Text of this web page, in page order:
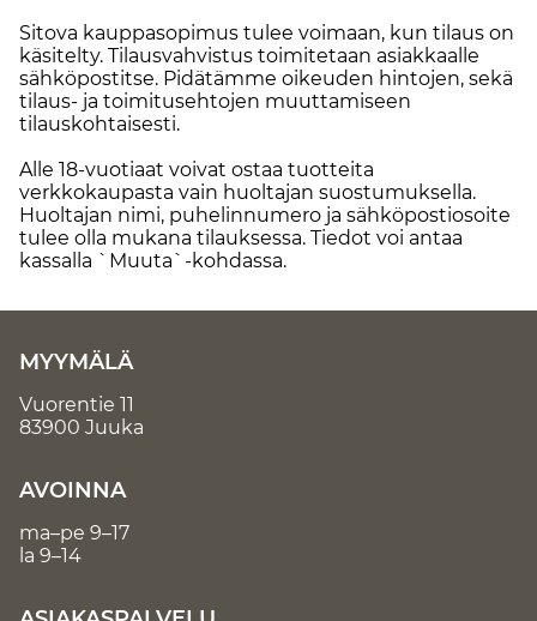
Sitova kauppasopimus tulee voimaan, kun tilaus on
käsitelty. Tilausvahvistus toimitetaan asiakkaalle
sähköpostitse. Pidätämme oikeuden hintojen, sekä
tilaus- ja toimitusehtojen muuttamiseen
tilauskohtaisesti.
Alle 18-vuotiaat voivat ostaa tuotteita
verkkokaupasta vain huoltajan suostumuksella.
Huoltajan nimi, puhelinnumero ja sähköpostiosoite
tulee olla mukana tilauksessa. Tiedot voi antaa
kassalla `Muuta`-kohdassa.
MYYMÄLÄ
Vuorentie 11
83900 Juuka
AVOINNA
ma–pe 9–17
la 9–14